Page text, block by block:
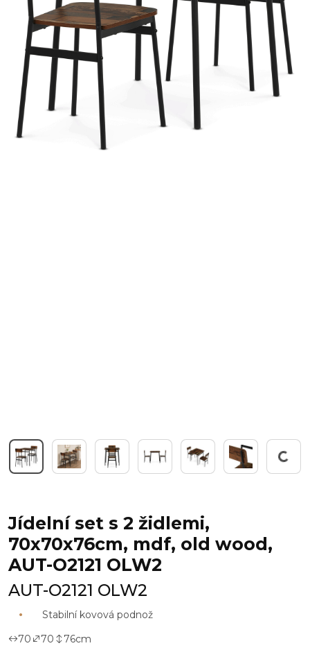
Pracuji...
Jídelní set s 2 židlemi,
70x70x76cm, mdf, old wood,
AUT-O2121 OLW2
AUT-O2121 OLW2
Stabilní kovová podnož
70
70 76cm